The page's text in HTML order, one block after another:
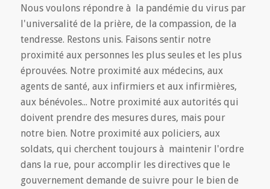
Nous voulons répondre à la pandémie du virus par
l'universalité de la prière, de la compassion, de la
tendresse. Restons unis. Faisons sentir notre
proximité aux personnes les plus seules et les plus
éprouvées. Notre proximité aux médecins, aux
agents de santé, aux infirmiers et aux infirmières,
aux bénévoles... Notre proximité aux autorités qui
doivent prendre des mesures dures, mais pour
notre bien. Notre proximité aux policiers, aux
soldats, qui cherchent toujours à maintenir l'ordre
dans la rue, pour accomplir les directives que le
gouvernement demande de suivre pour le bien de